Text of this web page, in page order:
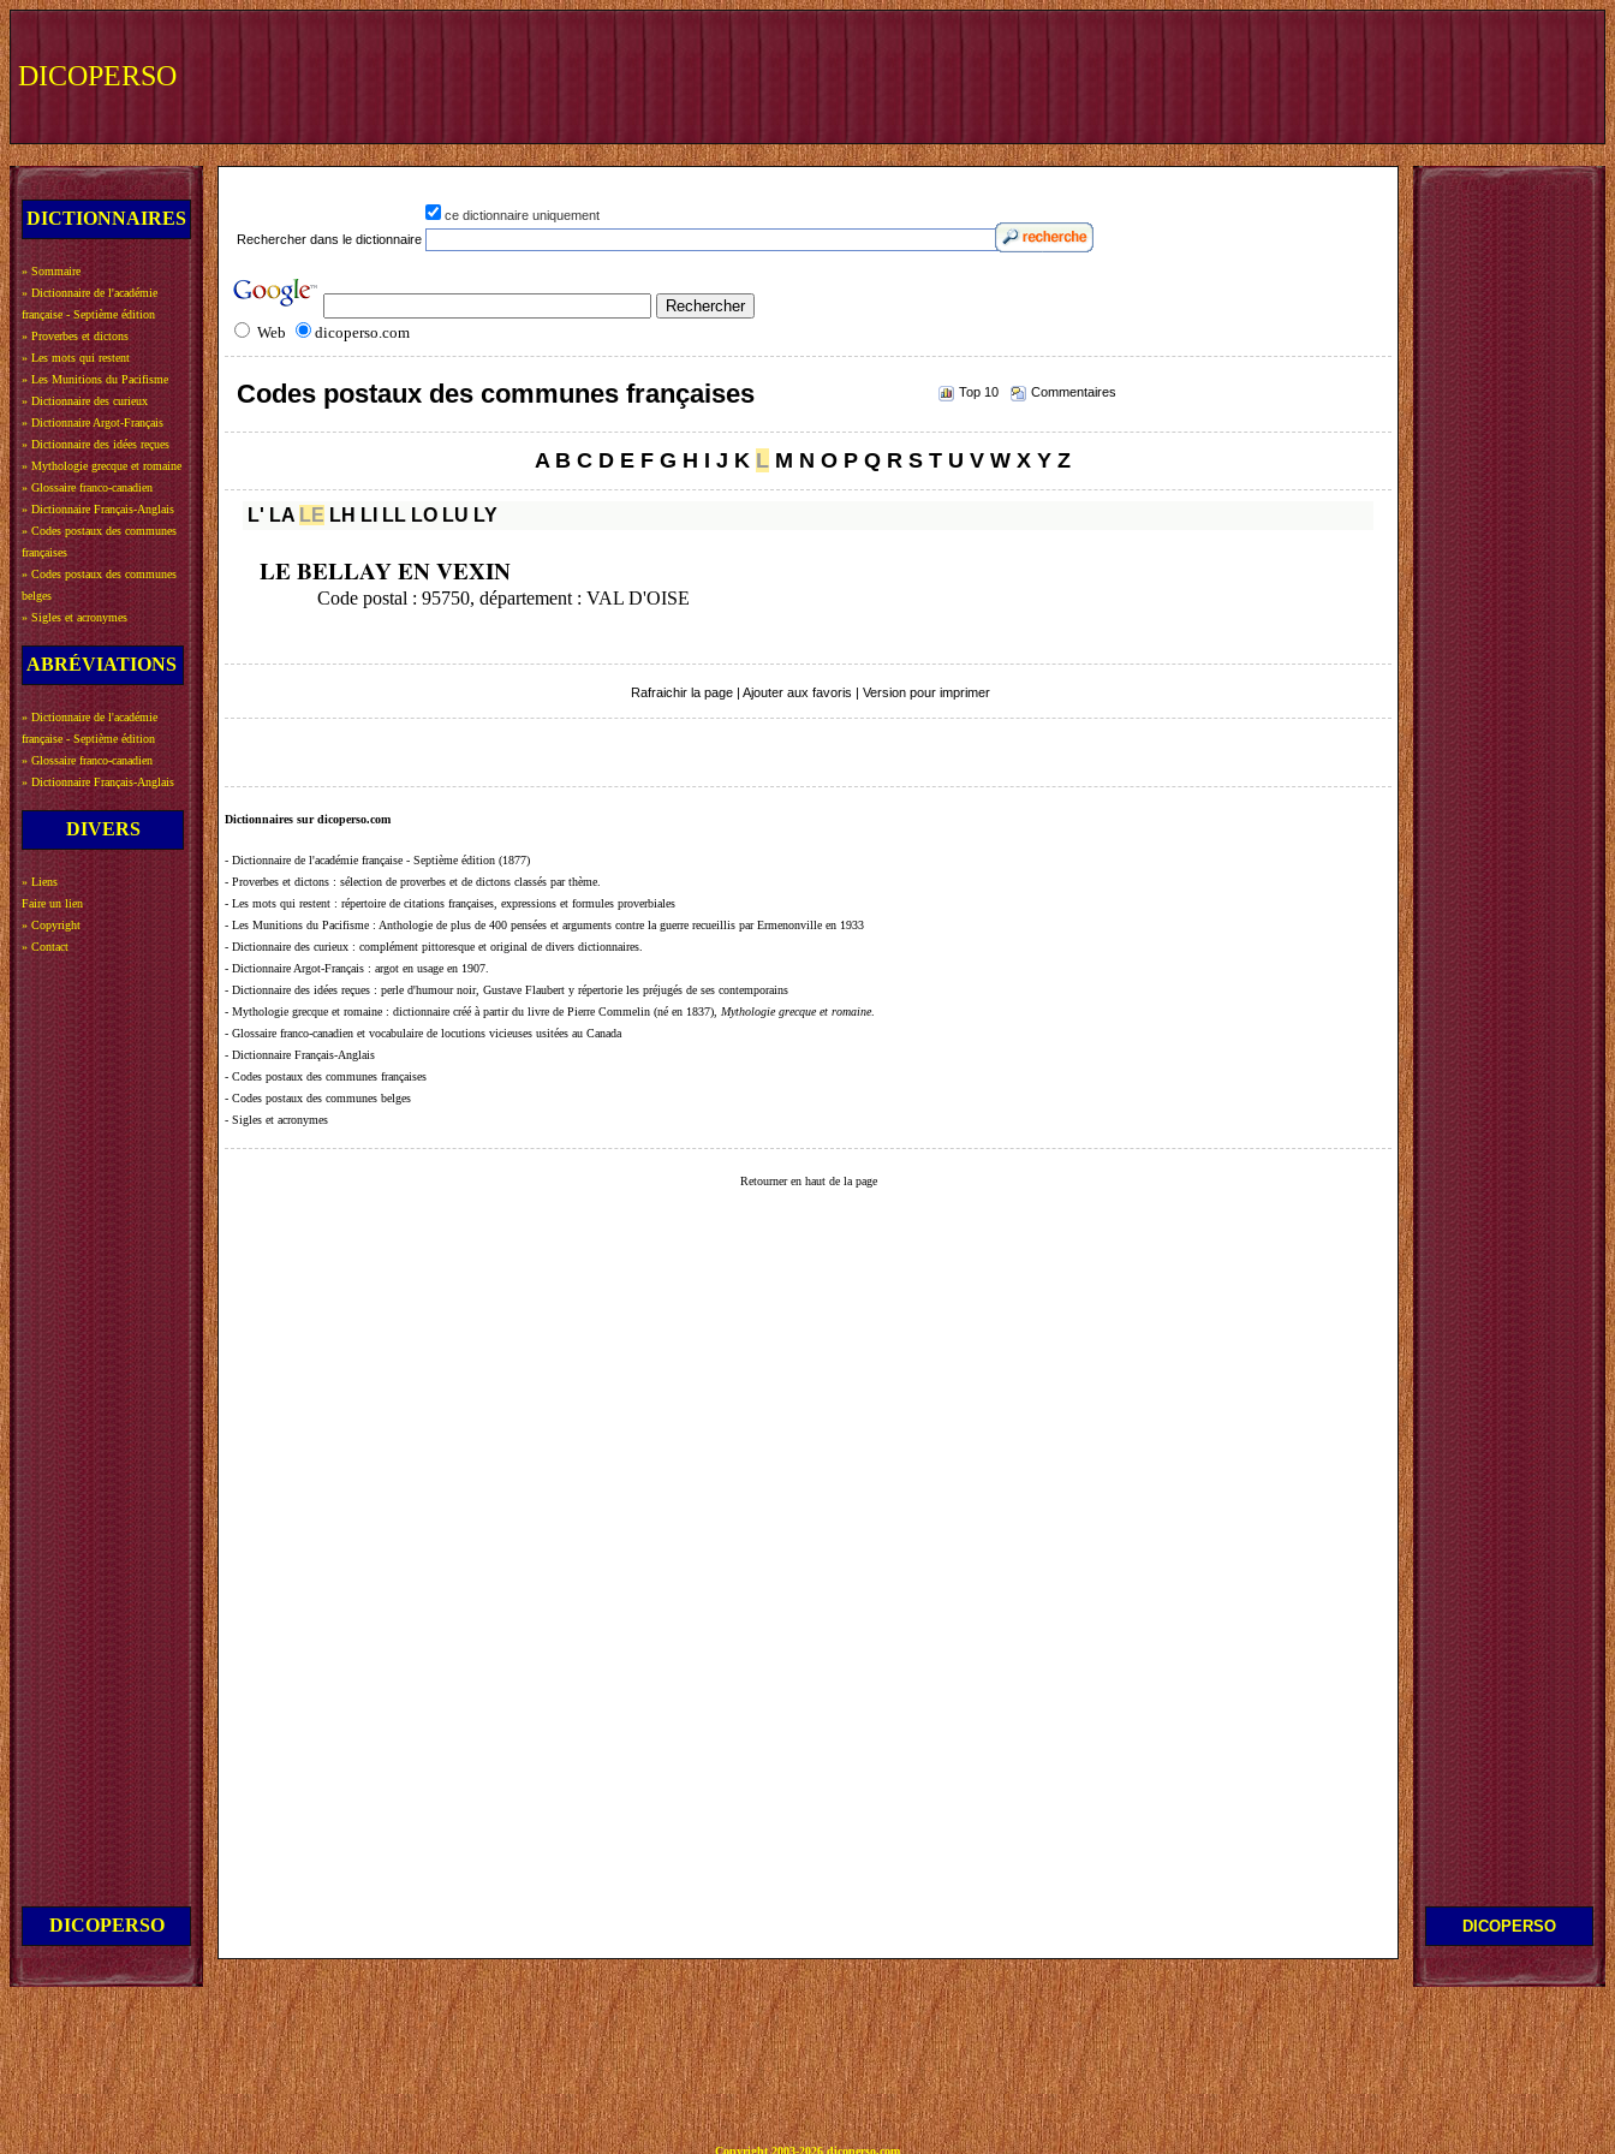
DICOPERSO
DICTIONNAIRES
» Sommaire
» Dictionnaire de l'académie
française - Septième édition
» Proverbes et dictons
» Les mots qui restent
» Les Munitions du Pacifisme
» Dictionnaire des curieux
» Dictionnaire Argot-Français
» Dictionnaire des idées reçues
» Mythologie grecque et romaine
» Glossaire franco-canadien
» Dictionnaire Français-Anglais
» Codes postaux des communes
françaises
» Codes postaux des communes
belges
» Sigles et acronymes
ABRÉVIATIONS
» Dictionnaire de l'académie
française - Septième édition
» Glossaire franco-canadien
» Dictionnaire Français-Anglais
DIVERS
» Liens
Faire un lien
» Copyright
» Contact
DICOPERSO
ce dictionnaire uniquement
Rechercher dans le dictionnaire
Web dicoperso.com
Codes postaux des communes françaises Top 10 Commentaires
A B C D E F G H I J K L M N O P Q R S T U V W X Y Z
L' LA LE LH LI LL LO LU LY
LE BELLAY EN VEXIN
Code postal : 95750, département : VAL D'OISE
Rafraichir la page | Ajouter aux favoris | Version pour imprimer
Dictionnaires sur dicoperso.com
- Dictionnaire de l'académie française - Septième édition (1877)
- Proverbes et dictons : sélection de proverbes et de dictons classés par thème.
- Les mots qui restent : répertoire de citations françaises, expressions et formules proverbiales
- Les Munitions du Pacifisme : Anthologie de plus de 400 pensées et arguments contre la guerre recueillis par Ermenonville en 1933
- Dictionnaire des curieux : complément pittoresque et original de divers dictionnaires.
- Dictionnaire Argot-Français : argot en usage en 1907.
- Dictionnaire des idées reçues : perle d'humour noir, Gustave Flaubert y répertorie les préjugés de ses contemporains
- Mythologie grecque et romaine : dictionnaire créé à partir du livre de Pierre Commelin (né en 1837), Mythologie grecque et romaine.
- Glossaire franco-canadien et vocabulaire de locutions vicieuses usitées au Canada
- Dictionnaire Français-Anglais
- Codes postaux des communes françaises
- Codes postaux des communes belges
- Sigles et acronymes
Retourner en haut de la page
DICOPERSO
Copyright 2003-2026 dicoperso.com